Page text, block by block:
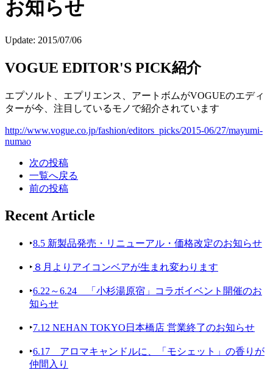
お知らせ
Update: 2015/07/06
VOGUE EDITOR'S PICK紹介
エプソルト、エプリエンス、アートボムがVOGUEのエディ
ターが今、注目しているモノで紹介されています
http://www.vogue.co.jp/fashion/editors_picks/2015-06/27/mayumi-
numao
次の投稿
一覧へ戻る
前の投稿
Recent Article
‣8.5 新製品発売・リニューアル・価格改定のお知らせ
‣ ８月よりアイコンベアが生まれ変わります
‣6.22～6.24 「小杉湯原宿」コラボイベント開催のお
知らせ
‣7.12 NEHAN TOKYO日本橋店 営業終了のお知らせ
‣6.17 アロマキャンドルに、「モシェット」の香りが
仲間入り